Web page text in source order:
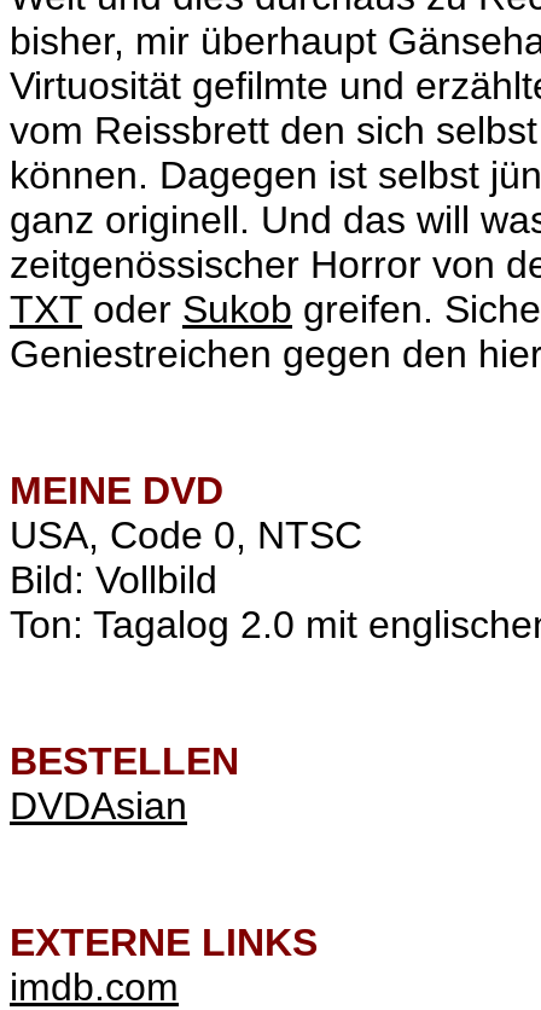
bisher, mir überhaupt
Virtuosität gefilmte und
vom Reissbrett den sich
können. Dagegen ist selbst
ganz originell. Und das will
zeitgenössischer Horror von
TXT oder Sukob greifen.
Geniestreichen gegen den
MEINE DVD
USA, Code 0, NTSC
Bild: Vollbild
Ton: Tagalog 2.0 mit
BESTELLEN
DVDAsian
EXTERNE LINKS
imdb.com